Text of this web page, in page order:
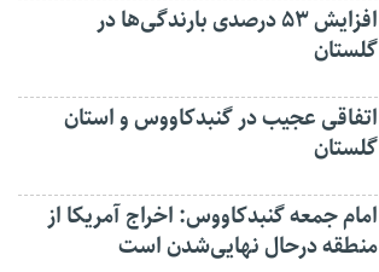
افزایش ۵۳ درصدی بارندگی‌ها در
گلستان
اتفاقی عجیب در‌ گنبدکاووس و استان
گلستان
امام جمعه گنبدکاووس: اخراج آمریکا از
منطقه درحال نهایی‌شدن است